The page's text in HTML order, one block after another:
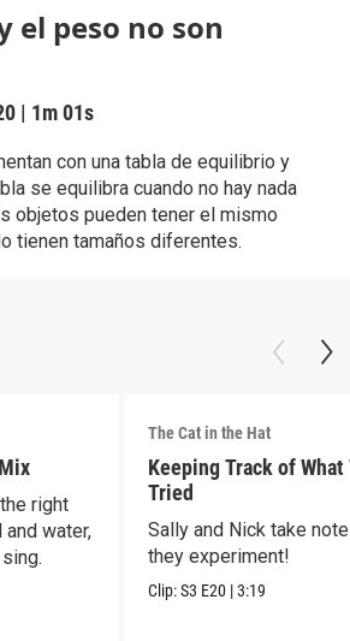
el peso no son
| 1m 01s
con una tabla de equilibrio y
se equilibra cuando no hay nada
objetos pueden tener el mismo
tienen tamaños diferentes.
right
water,
The Cat in the Hat
Keeping Track of What
Tried
Sally and Nick take
they experiment!
Clip:S3 E20 |3:19